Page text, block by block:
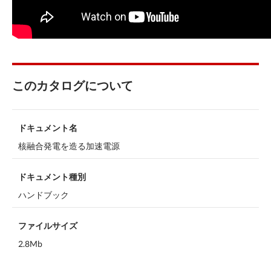
このカタログについて
ドキュメント名
核融合発電を造る加速電源
ドキュメント種別
ハンドブック
ファイルサイズ
2.8Mb